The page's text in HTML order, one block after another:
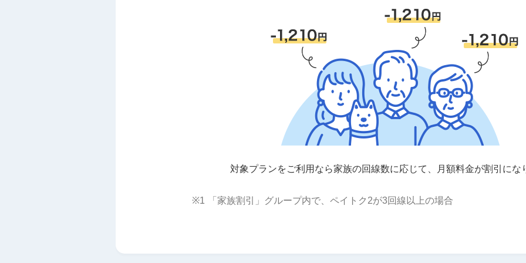
対象プランをご利用なら家族の回線数に応じて、月額料金が割引にな
※1 「家族割引」グループ内で、ペイトク2が3回線以上の場合